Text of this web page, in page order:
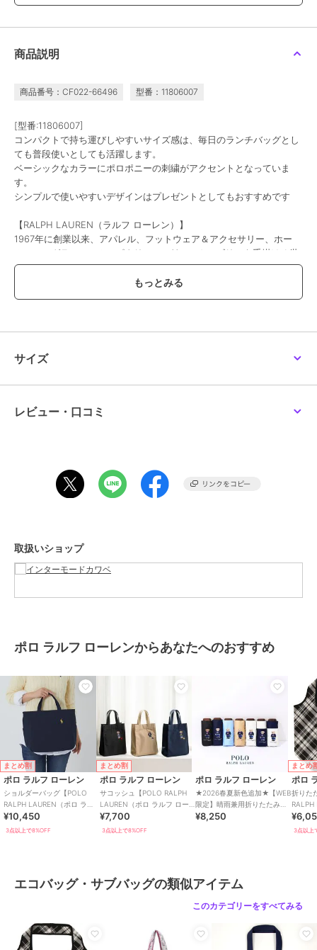
商品説明
商品番号：CF022-66496 型番：11806007
[型番:11806007]
コンパクトで持ち運びしやすいサイズ感は、毎日のランチバッグとし
ても普段使いとしても活躍します。
ベーシックなカラーにポロポニーの刺繍がアクセントとなっていま
す。
シンプルで使いやすいデザインはプレゼントとしてもおすすめです
【RALPH LAUREN（ラルフ ローレン）】
1967年に創業以来、アパレル、フットウェア＆アクセサリー、ホー
ム、フレグランス、ホスピタリティの11つのカテゴリーを手掛ける世
界的ファッションブランド。タイムレスでオーセンティック、そして
アイコンである「ポロ プレイヤー ロゴ」は、歴史と信頼性を表し世
界中で愛され続けています。
品番/カラー：11806007 A ネイビー B ブラック
ブランド
グ
性別タイプ
レディース
カラー
サイズ **
地 ポリエステル100％
サイズ
レビュー・口コミ
取扱いショップ
ポロ ラルフ ローレンからあなたへのおすすめ
まとめ割
ポロ ラルフ ローレン
ショルダーバッグ【POLO
RALPH LAUREN（ポロ ラル
フ ローレン）】
¥10,450
3点以上で8%OFF
まとめ割
ポロ ラルフ ローレン
サコッシュ【POLO RALPH
LAUREN（ポロ ラルフ ロー
レン）】
¥7,700
3点以上で8%OFF
ポロ ラルフ ローレン
★2026春夏新色追加★【WEB
限定】晴雨兼用折りたたみ日
傘 コンパクト ポロベア 1級遮
¥8,250
まとめ
ポロ
折りた
RALPH
フ ロー
3点以上
エコバッグ・サブバッグの類似アイテム
このカテゴリーをすべてみる